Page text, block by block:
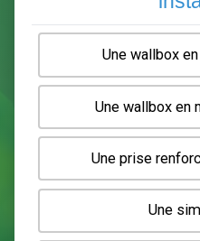
2
Quel type
Une